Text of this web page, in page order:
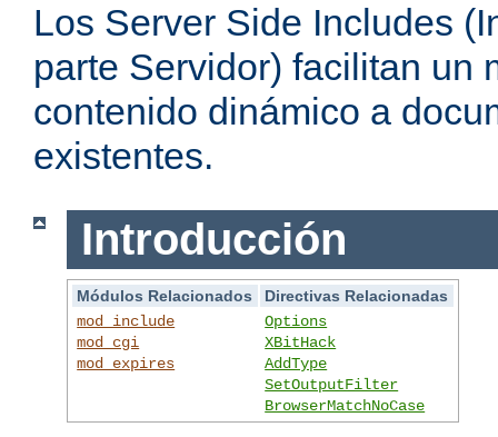
Los Server Side Includes
parte Servidor) facilitan un
contenido dinámico a
existentes.
Introducción
Módulos Relacionados
Directivas Relacionadas
mod_include
mod_cgi
mod_expires
Options
XBitHack
AddType
SetOutputFilter
BrowserMatchNoCase